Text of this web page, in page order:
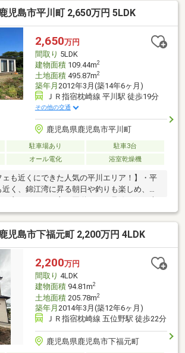
児島市平川町 2,650万円 5LDK
2,650万円
間取り 5LDK
建物面積109.44m2
土地面積495.87m2
築年月 2012年3月(築14年6ヶ月)
ＪＲ指宿枕崎線 平川駅 徒歩19分
その他の交通
鹿児島県鹿児島市平川町
駐車場あり
駐車3台
オール電化 浴室乾燥機
ェも近くにできた人気の平川エリア！】・平
く、錦江湾に昇る朝日や釣りも楽しめ、動
指宿枕崎線の騒音も柔らかく、 緑に囲まれ
ありながらその喧騒を感じません！・大容
太陽光発電システムと快適エアリー搭載・
１５０坪の敷地は車５～6台駐車可能（内2
で家庭菜園も楽しめます♪・ゲストルームとし
もあります。・広い庭付きの住居は海と山も
ら、朝一番の深呼吸も 「土佐文旦」がシン
児島市下福元町 2,200万円 4LDK
2,200万円
間取り 4LDK
建物面積94.81m2
土地面積205.78m2
築年月 2014年3月(築12年6ヶ月)
ＪＲ指宿枕崎線 五位野駅 徒歩22分
鹿児島県鹿児島市下福元町